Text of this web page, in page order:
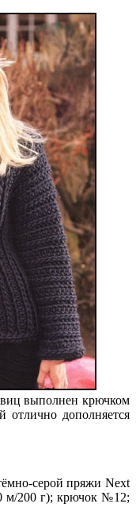
выполнен крючком
отлично дополняется
серой пряжи Next
м/200 г); крючок №12;